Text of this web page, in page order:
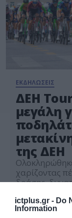
ictplus.gr - Do
Information
ΕΚΔΗΛΩΣΕΙΣ
ΔΕΗ
μεγάλη
της ΔΕΗ
χαρίζοντας
δράσης,
εικόνων. Η
τον ΔΕΗ Tour
του